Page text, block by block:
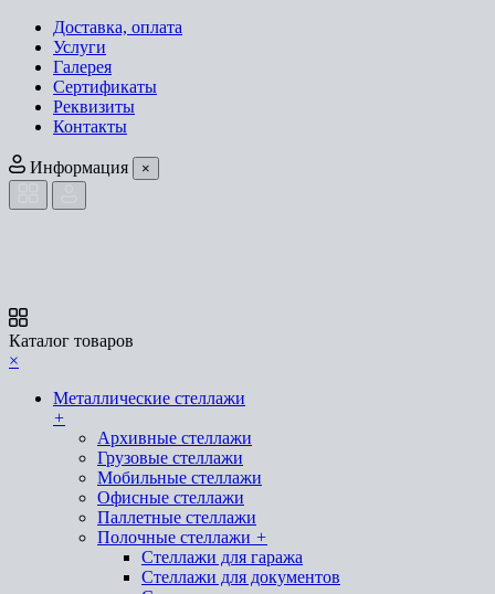
Доставка, оплата
Услуги
Галерея
Сертификаты
Реквизиты
Контакты
Информация ×
Каталог товаров
×
Металлические стеллажи
+
Архивные стеллажи
Грузовые стеллажи
Мобильные стеллажи
Офисные стеллажи
Паллетные стеллажи
Полочные стеллажи +
Стеллажи для гаража
Стеллажи для документов